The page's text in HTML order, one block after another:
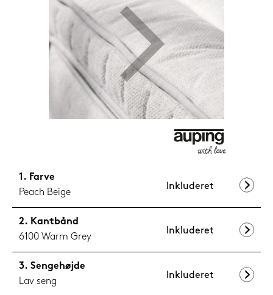
599,-
Farve
Peach Beige
Inkluderet
Kantbånd
6100 Warm Grey
Inkluderet
Sengehøjde
Lav seng
Inkluderet